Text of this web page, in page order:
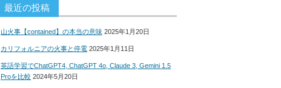
最近の投稿
山火事【contained】の本当の意味 2025年1月20日
カリフォルニアの火事と停電 2025年1月11日
英語学習でChatGPT4, ChatGPT 4o, Claude 3, Gemini 1.5
Proを比較 2024年5月20日